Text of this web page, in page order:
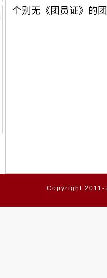
个别无《团员证》的
Copyright 2011-